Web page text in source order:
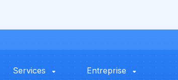
Services Entreprise